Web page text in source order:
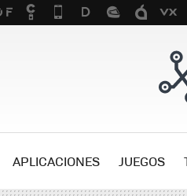
APLICACIONES JUEGOS